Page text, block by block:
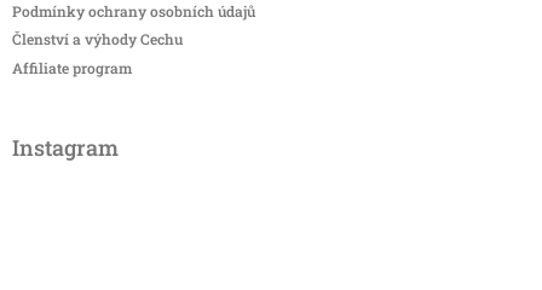
Podmínky ochrany osobních údajů
Členství a výhody Cechu
Affiliate program
Instagram